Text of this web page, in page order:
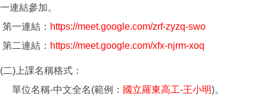
一連結參加。
第一連結： https://meet.google.com/zrf-zyzq-swo
第二連結： https://meet.google.com/xfx-njrm-xoq
(二)上課名稱格式：
單位名稱-中文全名(範例： 國立羅東高工-王小明)。